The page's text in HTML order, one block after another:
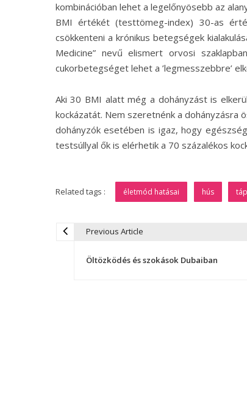
kombinációban lehet a legelőnyösebb az
BMI értékét (testtömeg-index) 30-as
csökkenteni a krónikus betegségek
Medicine” nevű elismert orvosi
cukorbetegséget lehet a ’legmesszebbre’
Aki 30 BMI alatt még a dohányzást is
kockázatát. Nem szeretnénk a dohányzásra
dohányzók esetében is igaz, hogy
testsúllyal ők is elérhetik a 70 százalékos
Related tags : életmód hatásai hús
Previous Article
Öltözködés és szokások Dubaiban